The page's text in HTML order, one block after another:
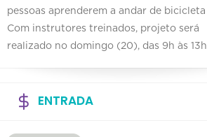
pessoas aprenderem a andar de bicicleta
Com instrutores treinados, projeto será
realizado no domingo (20), das 9h às 13h
ENTRADA